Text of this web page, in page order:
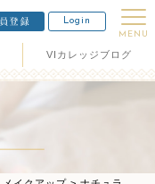
登録 Login
MENU
VIカレッジブログ